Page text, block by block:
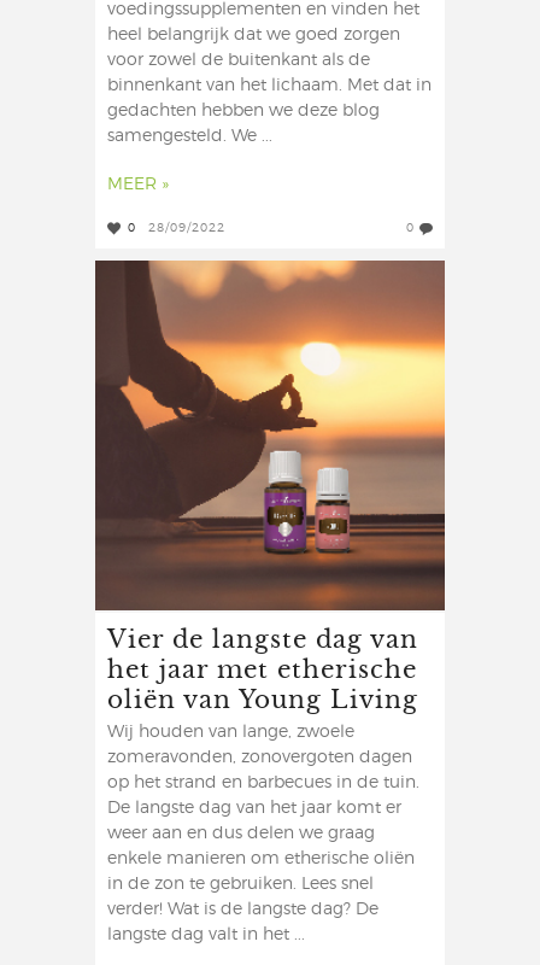
voedingssupplementen en vinden het
heel belangrijk dat we goed zorgen
voor zowel de buitenkant als de
binnenkant van het lichaam. Met dat in
gedachten hebben we deze blog
samengesteld. We ...
MEER »
0 28/09/2022 0
Vier de langste dag van
het jaar met etherische
oliën van Young Living
Wij houden van lange, zwoele
zomeravonden, zonovergoten dagen
op het strand en barbecues in de tuin.
De langste dag van het jaar komt er
weer aan en dus delen we graag
enkele manieren om etherische oliën
in de zon te gebruiken. Lees snel
verder! Wat is de langste dag? De
langste dag valt in het ...